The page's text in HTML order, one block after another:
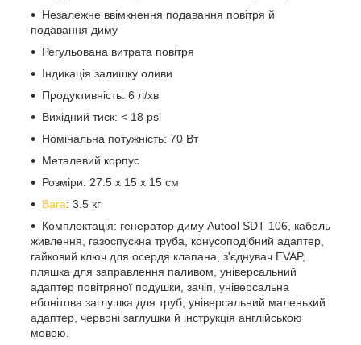
Незалежне ввімкнення подавання повітря й
подавання диму
Регульована витрата повітря
Індикація залишку оливи
Продуктивність: 6 л/хв
Вихідний тиск: < 18 psi
Номінальна потужність: 70 Вт
Металевий корпус
Розміри: 27.5 x 15 x 15 см
Вага: 3.5 кг
Комплектація: генератор диму Autool SDT 106, кабель
живлення, газоспускна труба, конусоподібний адаптер,
гайковий ключ для осердя клапана, з'єднувач EVAP,
пляшка для заправлення паливом, універсальний
адаптер повітряної подушки, зачіп, універсальна
ебонітова заглушка для труб, універсальний маленький
адаптер, червоні заглушки й інструкція англійською
мовою.